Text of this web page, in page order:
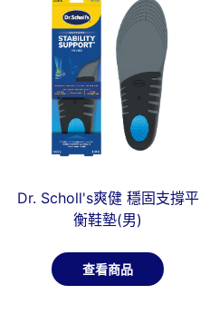
Dr. Scholl's爽健 穩固支撐平
衡鞋墊(男)
查看商品